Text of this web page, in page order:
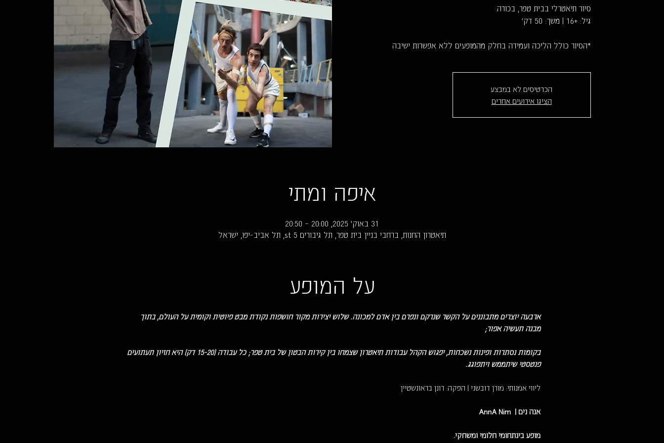
*הסיור כולל הליכה ועמידה בחלק מהמופעים ללא אפשרות ישיבה
הכרטיסים לא במבצע
הציגו אירועים אחרים
איפה ומתי
31 באוק׳ 2025, 20:00 – 20:50
תיאטרון החנות, ברחבי בניין בית טפר, תל גיבורים 5 st, תל אביב-יפו, ישראל
על המופע
ארבעה יוצרים מתבוננים על הקשר שנרקם ונפרם בין אדם למכונה. שלוש יצירות מקור חושפות נקודת מבט פיוטית וקומית על העולם, בתוך
מבנה תעשיה אפור;
בקומות נסתרות ופינות נשכחות, יפגוש הקהל עבודות תיאטרון שצמחו בין קירות הבטון של בית טפר; כל עבודה (15-20 דק) היא חזיון תעתועים
פנטסטי שיתממש ויתפוגג.
ליווי אמנותי: מורן דובשני | הפקה: רונן בראונשטיין
אנה נים |  AnnA Nim
מופע בינתחומי חלומי ומשחקי.